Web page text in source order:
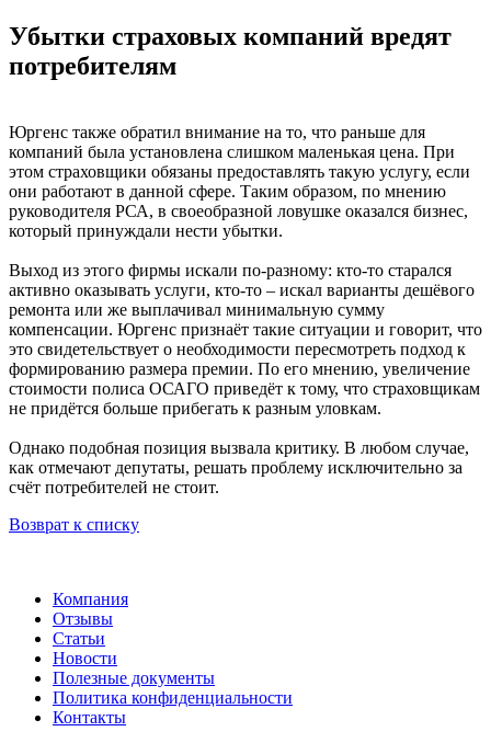
Убытки страховых компаний вредят
потребителям
Юргенс также обратил внимание на то, что раньше для
компаний была установлена слишком маленькая цена. При
этом страховщики обязаны предоставлять такую услугу, если
они работают в данной сфере. Таким образом, по мнению
руководителя РСА, в своеобразной ловушке оказался бизнес,
который принуждали нести убытки.
Выход из этого фирмы искали по-разному: кто-то старался
активно оказывать услуги, кто-то – искал варианты дешёвого
ремонта или же выплачивал минимальную сумму
компенсации. Юргенс признаёт такие ситуации и говорит, что
это свидетельствует о необходимости пересмотреть подход к
формированию размера премии. По его мнению, увеличение
стоимости полиса ОСАГО приведёт к тому, что страховщикам
не придётся больше прибегать к разным уловкам.
Однако подобная позиция вызвала критику. В любом случае,
как отмечают депутаты, решать проблему исключительно за
счёт потребителей не стоит.
Возврат к списку
Компания
Отзывы
Статьи
Новости
Полезные документы
Политика конфиденциальности
Контакты